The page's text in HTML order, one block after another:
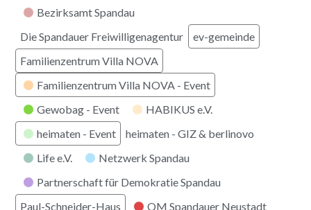
Bezirksamt Spandau
Die Spandauer Freiwilligenagentur
ev-gemeinde
Familienzentrum Villa NOVA
Familienzentrum Villa NOVA - Event
Gewobag - Event
HABIKUS e.V.
heimaten - Event
heimaten - GIZ & berlinovo
Life e.V.
Netzwerk Spandau
Partnerschaft für Demokratie Spandau
Paul-Schneider-Haus
QM Spandauer Neustadt